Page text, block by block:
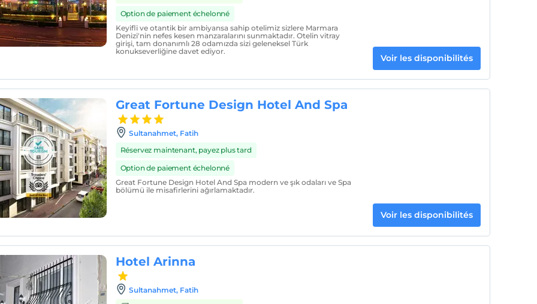
Option de paiement échelonné
Keyifli ve otantik bir ambiyansa sahip otelimiz sizlere Marmara
Denizi'nin nefes kesen manzaralarını sunmaktadır. Otelin vitray
girişi, tam donanımlı 28 odamızda sizi geleneksel Türk
konukseverliğine davet ediyor.
Voir les disponibilités
Great Fortune Design Hotel And Spa
Sultanahmet, Fatih
Réservez maintenant, payez plus tard
Option de paiement échelonné
Great Fortune Design Hotel And Spa modern ve şık odaları ve Spa
bölümü ile misafirlerini ağırlamaktadır.
Voir les disponibilités
Hotel Arinna
Sultanahmet, Fatih